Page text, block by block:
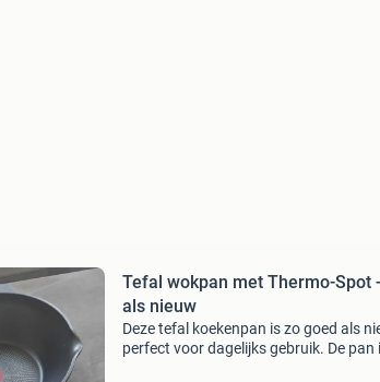
Tefal wokpan met Thermo-Spot
als nieuw
Deze tefal koekenpan is zo goed als
perfect voor dagelijks gebruik. De pan